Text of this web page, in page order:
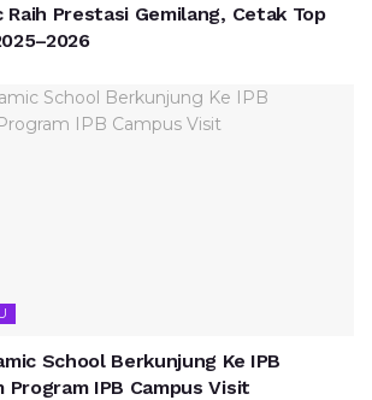
Raih Prestasi Gemilang, Cetak Top
School Berkunjung Ke IPB
Program IPB Campus Visit